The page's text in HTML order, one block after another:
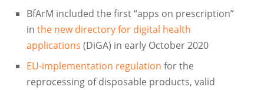
BfArM included the first “apps on prescription”
in the new directory for digital health
applications (DiGA) in early October 2020
EU-implementation regulation for the
reprocessing of disposable products, valid